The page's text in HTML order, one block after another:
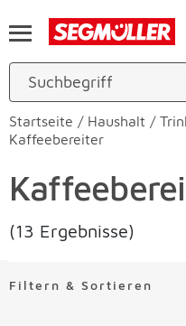
Startseite / Haushalt /
Kaffeebereiter
(13 Ergebnisse)
Filtern & Sortieren